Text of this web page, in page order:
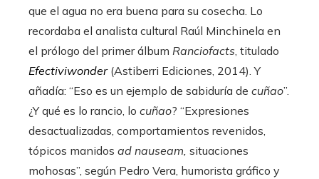
que el agua no era buena para su cosecha. Lo
recordaba el analista cultural Raúl Minchinela en
el prólogo del primer álbum Ranciofacts, titulado
Efectiviwonder (Astiberri Ediciones, 2014). Y
añadía: “Eso es un ejemplo de sabiduría de cuñao”.
¿Y qué es lo rancio, lo cuñao? “Expresiones
desactualizadas, comportamientos revenidos,
tópicos manidos ad nauseam, situaciones
mohosas”, según Pedro Vera, humorista gráfico y